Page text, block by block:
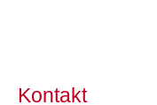
Kontakt